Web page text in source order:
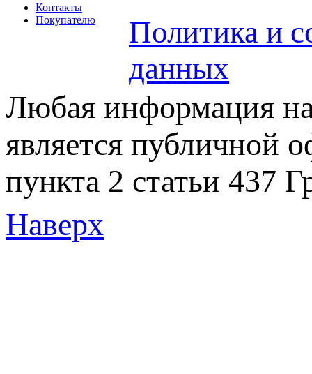
Контакты
Покупателю
Политика и
данных
Любая информация на
является публичной
пункта 2 статьи 437
Наверх